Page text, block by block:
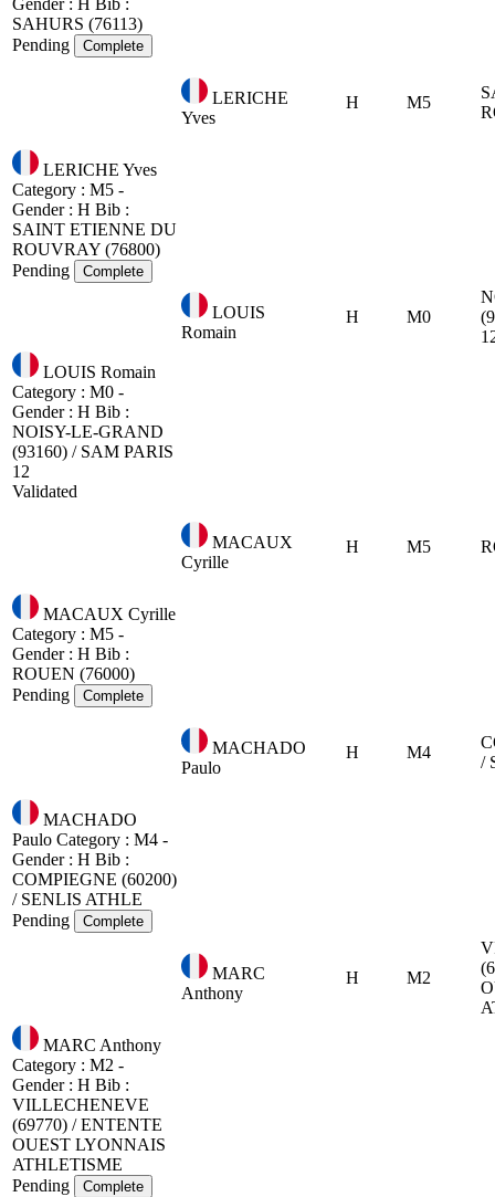
Gender : H Bib :
SAHURS (76113)
Pending
Complete
LERICHE
Yves
H M5
LERICHE Yves
Category : M5 -
Gender : H Bib :
SAINT ETIENNE DU
ROUVRAY (76800)
Pending
Complete
LOUIS
Romain
H M0
LOUIS Romain
Category : M0 -
Gender : H Bib :
NOISY-LE-GRAND
(93160) / SAM PARIS
12
Validated
MACAUX
Cyrille
H M5
MACAUX Cyrille
Category : M5 -
Gender : H Bib :
ROUEN (76000)
Pending
Complete
MACHADO
Paulo
H M4
/
MACHADO
Paulo Category : M4 -
Gender : H Bib :
COMPIEGNE (60200)
/ SENLIS ATHLE
Pending
Complete
MARC
Anthony
H M2
MARC Anthony
Category : M2 -
Gender : H Bib :
VILLECHENEVE
(69770) / ENTENTE
OUEST LYONNAIS
ATHLETISME
Pending
Complete